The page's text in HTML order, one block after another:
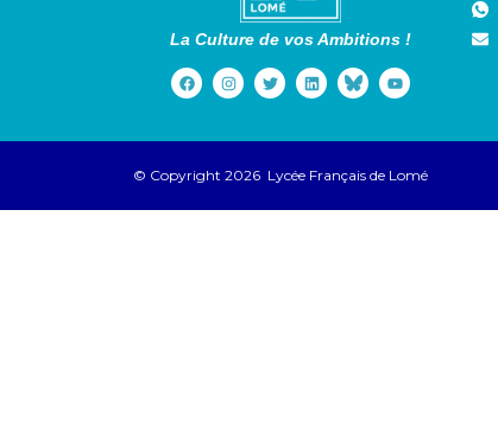
La Culture de vos Ambitions !
© Copyright 2026 Lycée Français de Lomé